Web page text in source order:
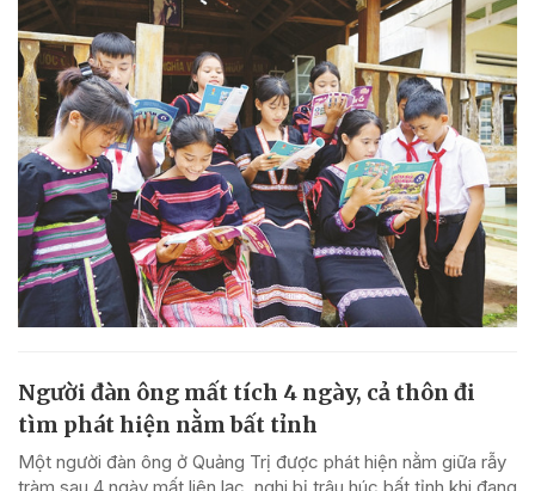
Người đàn ông mất tích 4 ngày, cả thôn đi
tìm phát hiện nằm bất tỉnh
Một người đàn ông ở Quảng Trị được phát hiện nằm giữa rẫy